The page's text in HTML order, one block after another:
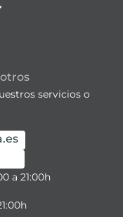
servicios o
a 21:00h